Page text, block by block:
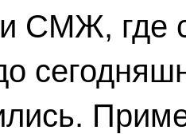
СМЖ, где